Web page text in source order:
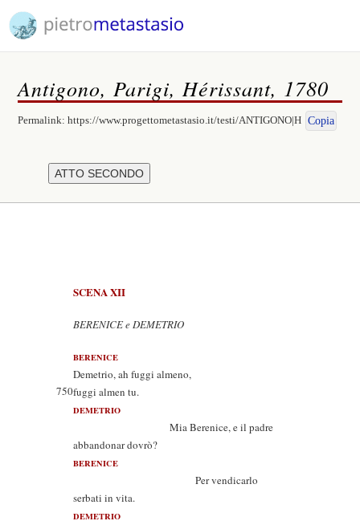
Antigono, Parigi, Hérissant, 1780
Permalink:https://www.progettometastasio.it/testi/ANTIGONO|H Copia
SCENA XII
BERENICE e DEMETRIO
BERENICE
Demetrio, ah fuggi almeno,
750fuggi almen tu.
DEMETRIO
Mia Berenice, e il padre
abbandonar dovrò?
BERENICE
Per vendicarlo
serbati in vita.
DEMETRIO